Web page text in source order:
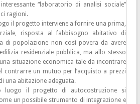
“laboratorio di analisi sociale”
ragioni.
il progetto interviene a fornire una prima,
risposta al fabbisogno abitativo di
di popolazione non così povera da avere
residenziale pubblica, ma allo stesso
situazione economica tale da incontrare
contrarre un mutuo per l’acquisto a prezzi
una abitazione adeguata.
luogo il progetto di autocostruzione si
un possibile strumento di integrazione e